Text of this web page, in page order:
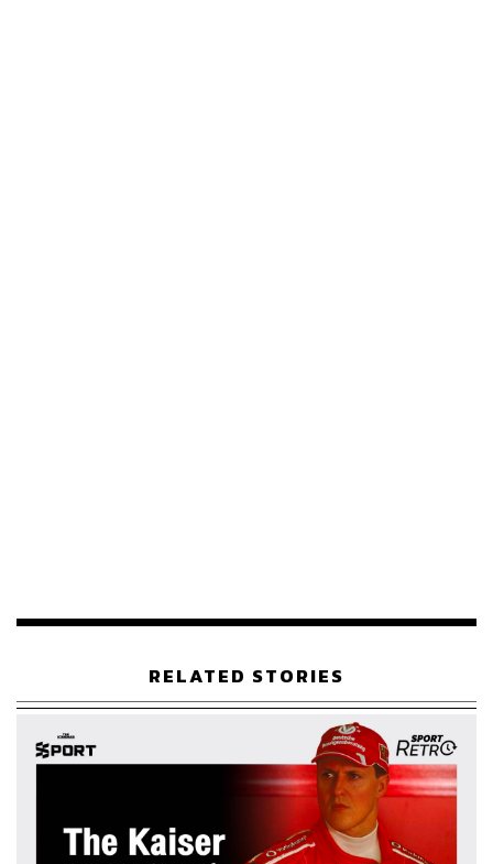
มาทั้งทีก็ต้องลองโปรแกรมซิกเนเจอร์ของทางสปากับ‘No.1
รวม 120 นาที ซึ่งเราสามารถเลือกประเภทของการนวดอโร
มาได้ตามใจ รวมถึงเลือกเวลาสำหรับการสครับและนวดได้
อีกด้วย เช่น ใครที่เน้นนวดก็เลือกเป็นสครับ 30 นาที และนวด
90 นาที
RELATED STORIES